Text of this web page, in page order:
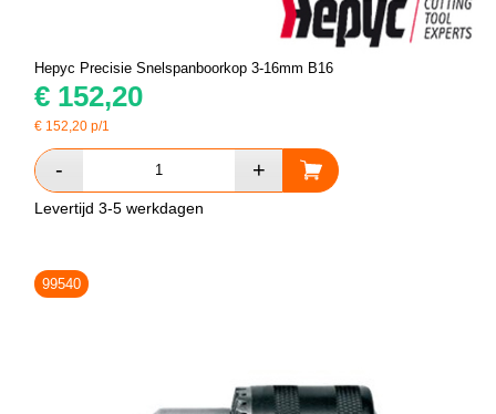
Hepyc Precisie Snelspanboorkop 3-16mm B16
€ 152,20
€ 152,20 p/1
Levertijd 3-5 werkdagen
99540